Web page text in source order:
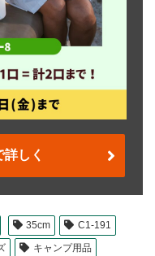
しく
35cm
C1-191
キャンプ用品